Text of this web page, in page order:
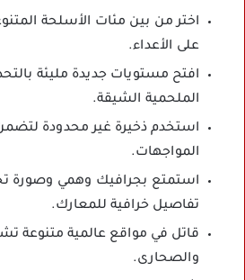
اختر من بين مئات الأسلحة
على الأعداء.
افتح مستويات جديدة مليئة
الملحمية الشيقة.
استخدم ذخيرة غير محدودة
المواجهات.
استمتع بجرافيك وهمي وصورة
تفاصيل خرافية للمعارك.
قاتل في مواقع عالمية متنوعة
والصحارى.